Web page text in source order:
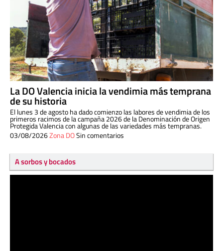
La DO Valencia inicia la vendimia más temprana
de su historia
El lunes 3 de agosto ha dado comienzo las labores de vendimia de los
primeros racimos de la campaña 2026 de la Denominación de Origen
Protegida Valencia con algunas de las variedades más tempranas.
03/08/2026Zona DOSin comentarios
A sorbos y bocados